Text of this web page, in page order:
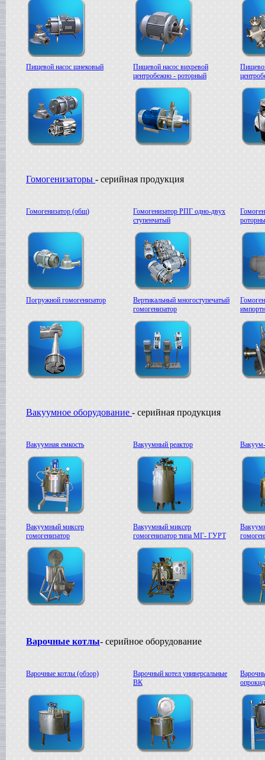
Пищевой насос шнековый
Пищевой насос вихревой
центробежно - роторный
Гомогенизаторы - серийная продукция
Гомогенизатор (общ)
Гомогенизатор РПГ одно-двух
ступенчатый
Погружной гомогенизатор
Вертикальный многоступечатый
гомогенизатор
Вакуумное оборудование - серийная продукция
Вакуумная емкость Вакуумный реактор
Вакуумный миксер
гомогенизатор
Вакуумный миксер
гомогенизатор типа МГ- ГУРТ
Варочные котлы- серийное оборудование
Варочные котлы (обзор)
Варочный котел универсальные
ВК